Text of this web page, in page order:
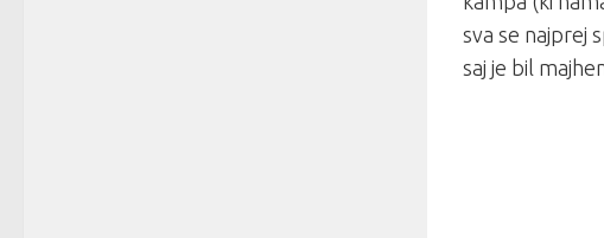
sva se najprej
saj je bil